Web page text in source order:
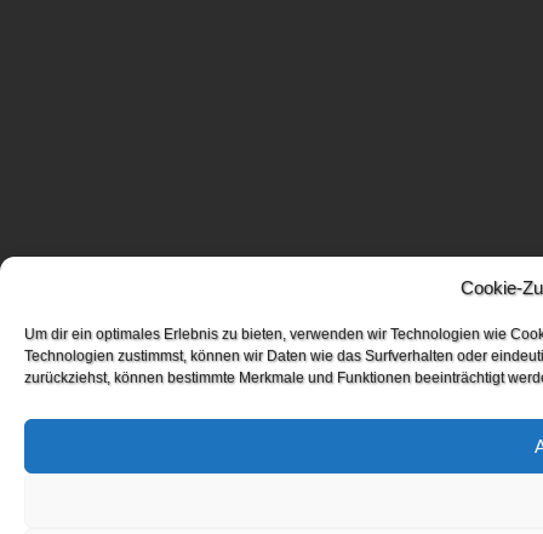
Cookie-
Um dir ein optimales Erlebnis zu bieten, verwenden wir Technologien wie
Technologien zustimmst, können wir Daten wie das Surfverhalten oder
zurückziehst, können bestimmte Merkmale und Funktionen beeinträchtigt